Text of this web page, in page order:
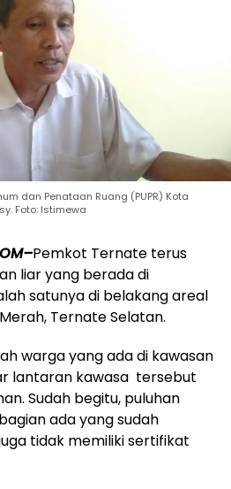
dan Penataan Ruang (PUPR) Kota
Foto: Istimewa
Pemkot Ternate terus
liar yang berada di
satunya di belakang areal
Ternate Selatan.
warga yang ada di kawasan
lantaran kawasa tersebut
Sudah begitu, puluhan
ada yang sudah
tidak memiliki sertifikat